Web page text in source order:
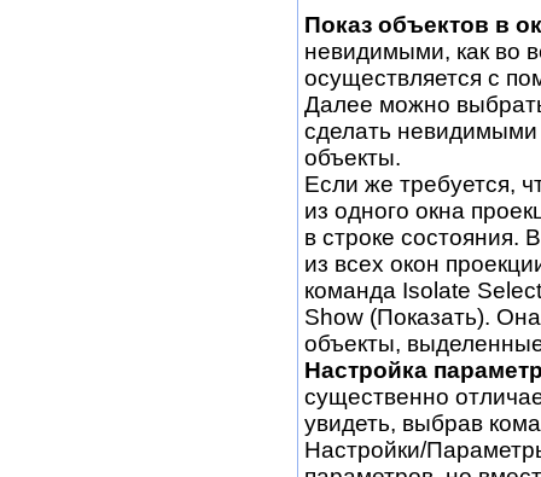
Показ объектов в
невидимыми, как во
осуществляется с
Далее можно
сделать
объекты.
Если же требуется,
из одного окна
в строке
из всех окон
команда Isolate
Show (Показать).
объекты,
Настройка
существенно
увидеть, выбрав
Настройки/